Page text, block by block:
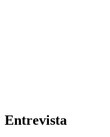
Entrevista